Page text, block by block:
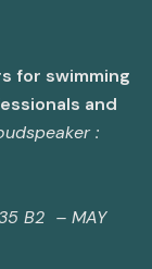
for swimming
and
:
B2 – MAY